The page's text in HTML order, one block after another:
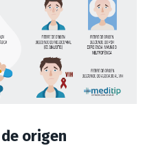
origen